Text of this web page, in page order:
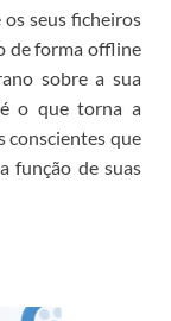
seus ficheiros
de forma offline
sobre a sua
o que torna a
conscientes que
função de suas